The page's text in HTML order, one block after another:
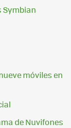
Symbian
móviles en
de Nuvifones